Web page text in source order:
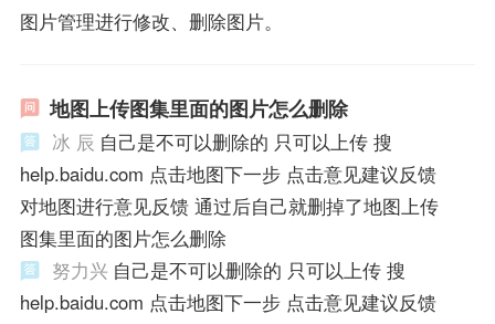
图片管理进行修改、删除图片。
地图上传图集里面的图片怎么删除
冰 辰 自己是不可以删除的 只可以上传 搜
help.baidu.com 点击地图下一步 点击意见建议反馈
对地图进行意见反馈 通过后自己就删掉了地图上传
图集里面的图片怎么删除
努力兴 自己是不可以删除的 只可以上传 搜
help.baidu.com 点击地图下一步 点击意见建议反馈